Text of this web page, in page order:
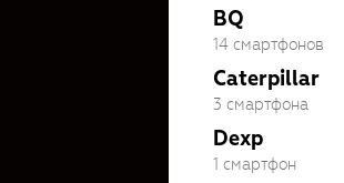
BQ
14 смартфонов
Caterpillar
3 смартфона
Dexp
1 смартфон